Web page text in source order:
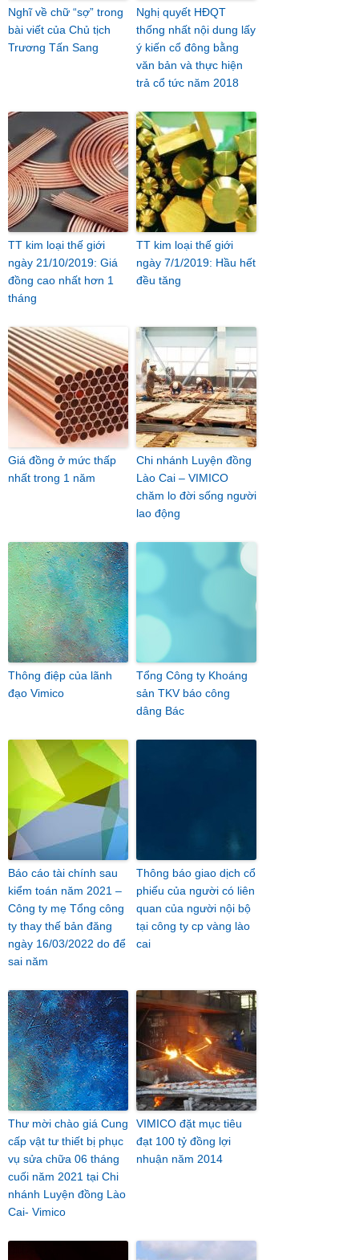
Nghĩ về chữ “sợ” trong
bài viết của Chủ tịch
Trương Tấn Sang
Nghị quyết HĐQT
thống nhất nội dung lấy
ý kiến cổ đông bằng
văn bản và thực hiện
trả cổ tức năm 2018
TT kim loại thế giới
ngày 21/10/2019: Giá
đồng cao nhất hơn 1
tháng
TT kim loại thế giới
ngày 7/1/2019: Hầu hết
đều tăng
Giá đồng ở mức thấp
nhất trong 1 năm
Chi nhánh Luyện đồng
Lào Cai – VIMICO
chăm lo đời sống người
lao động
Thông điệp của lãnh
đạo Vimico
Tổng Công ty Khoáng
sản TKV báo công
dâng Bác
Báo cáo tài chính sau
kiểm toán năm 2021 –
Công ty mẹ Tổng công
ty thay thế bản đăng
ngày 16/03/2022 do để
sai năm
Thông báo giao dịch cổ
phiếu của người có liên
quan của người nội bộ
tại công ty cp vàng lào
cai
Thư mời chào giá Cung
cấp vật tư thiết bị phục
vụ sửa chữa 06 tháng
cuối năm 2021 tại Chi
nhánh Luyện đồng Lào
Cai- Vimico
VIMICO đặt mục tiêu
đạt 100 tỷ đồng lợi
nhuận năm 2014